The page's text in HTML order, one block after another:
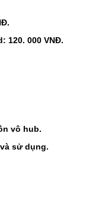
120. 000 VNĐ.
vô hub.
sử dụng.